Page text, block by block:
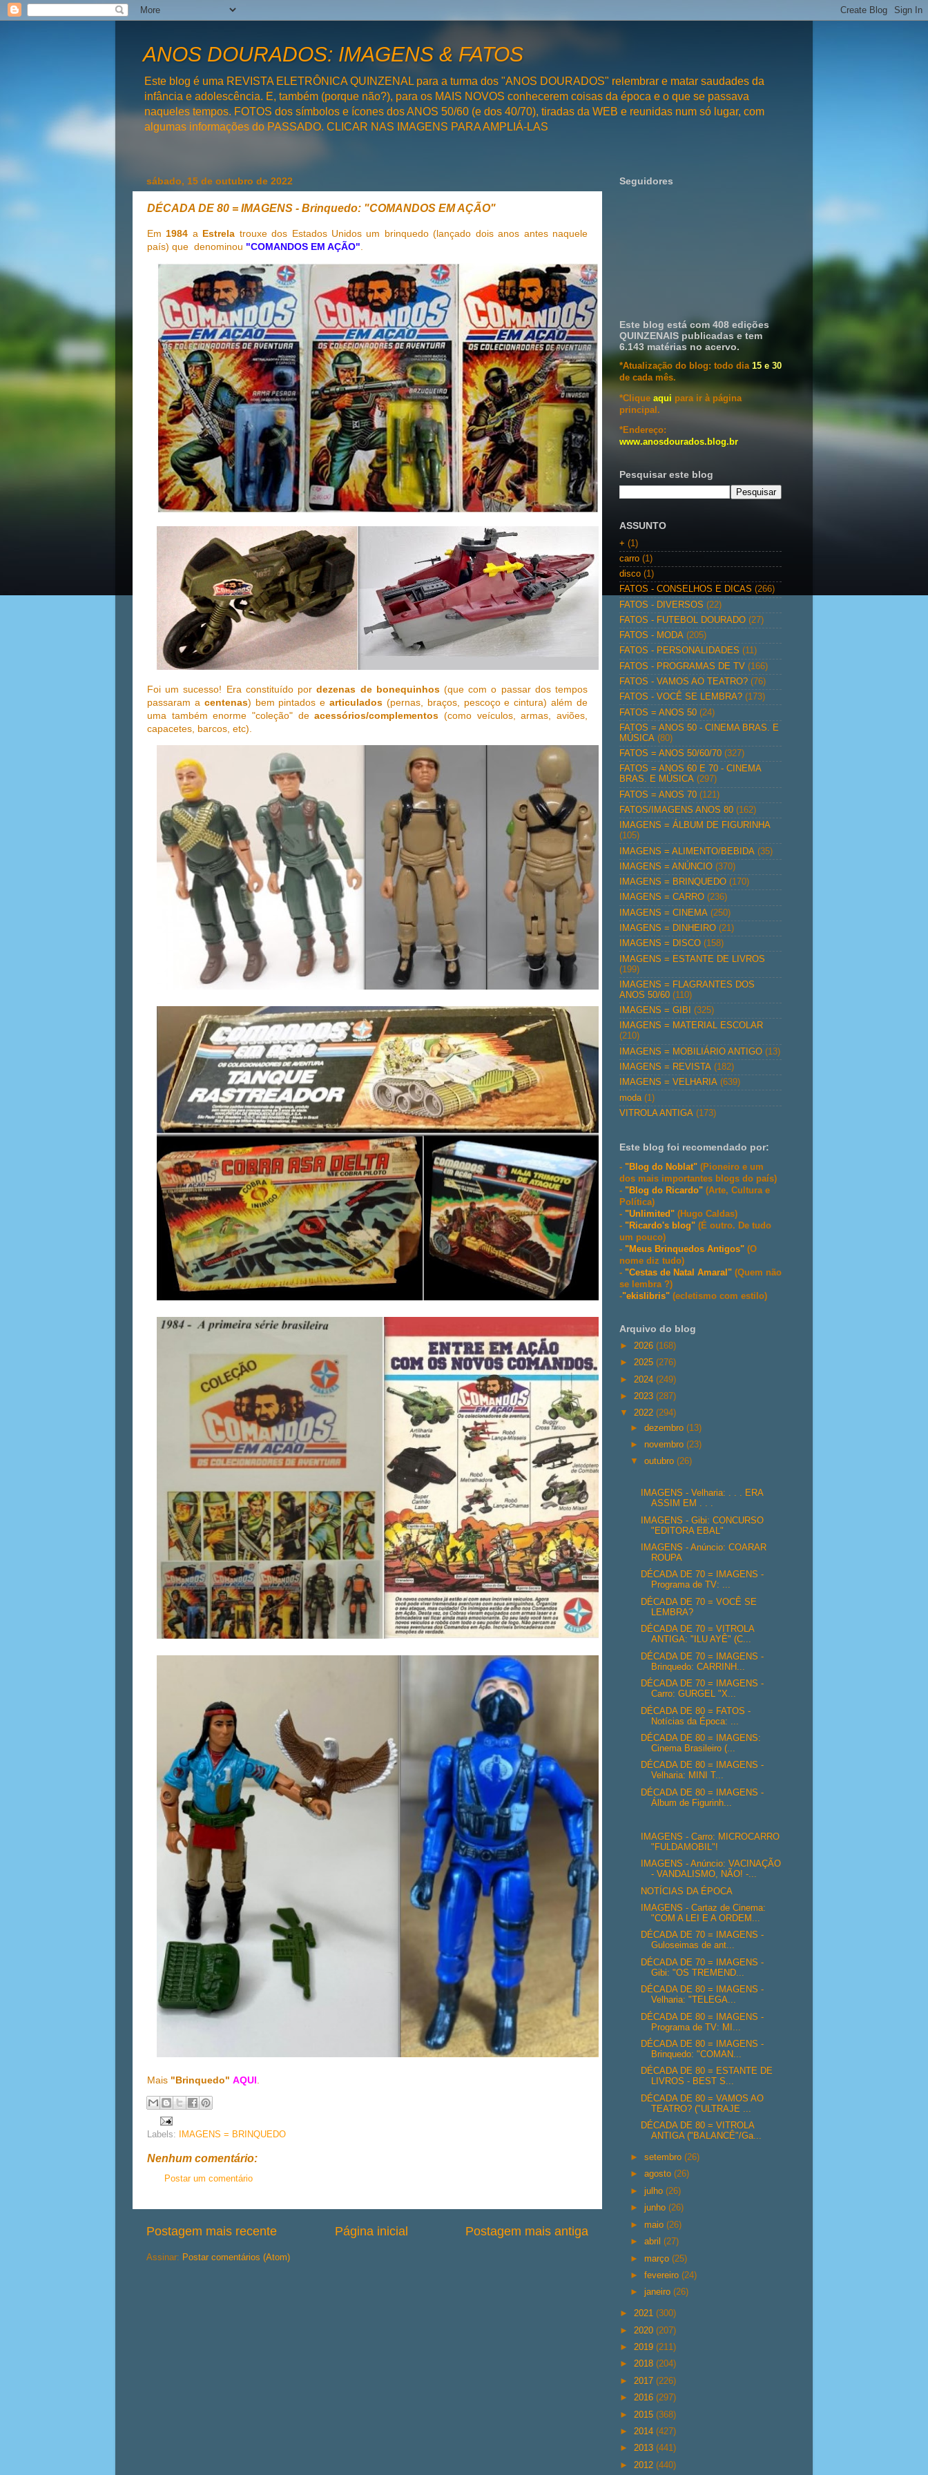
ANOS DOURADOS: IMAGENS & FATOS
Este blog é uma REVISTA ELETRÔNICA QUINZENAL para a turma dos "ANOS DOURADOS" relembrar e matar saudades da
infância e adolescência. E, também (porque não?), para os MAIS NOVOS conhecerem coisas da época e o que se passava
naqueles tempos. FOTOS dos símbolos e ícones dos ANOS 50/60 (e dos 40/70), tiradas da WEB e reunidas num só lugar, com
algumas informações do PASSADO. CLICAR NAS IMAGENS PARA AMPLIÁ-LAS
sábado, 15 de outubro de 2022
DÉCADA DE 80 = IMAGENS - Brinquedo: "COMANDOS EM AÇÃO"
Em1984 a Estrela trouxe dos Estados Unidos um brinquedo (lançado dois anos antes naquele
país) que denominou "COMANDOS EM AÇÃO".
Foi um sucesso! Era constituído pordezenas de bonequinhos (que com o passar dos tempos
passaram a centenas) bem pintados earticulados (pernas, braços, pescoço e cintura) além de
uma também enorme "coleção" deacessórios/complementos(como veículos, armas, aviões,
capacetes, barcos, etc).
Mais "Brinquedo" AQUI
Labels: IMAGENS = BRINQUEDO
Nenhum comentário:
Postar um comentário
Postagem mais recente Postagem mais antiga
Página inicial
Assinar: Postar comentários (Atom)
Seguidores
Este blog está com 408 edições
QUINZENAIS publicadas e tem
6.143 matérias no acervo.
*Atualização do blog: todo dia 15 e 30
de cada mês.
*Clique aqui para ir à página
principal.
*Endereço:
www.anosdourados.blog.br
Pesquisar este blog
ASSUNTO
+ (1)
carro (1)
disco (1)
FATOS - CONSELHOS E DICAS (266)
FATOS - DIVERSOS (22)
FATOS - FUTEBOL DOURADO (27)
FATOS - MODA (205)
FATOS - PERSONALIDADES (11)
FATOS - PROGRAMAS DE TV (166)
FATOS - VAMOS AO TEATRO? (76)
FATOS - VOCÊ SE LEMBRA? (173)
FATOS = ANOS 50 (24)
FATOS = ANOS 50 - CINEMA BRAS. E
MÚSICA (80)
FATOS = ANOS 50/60/70 (327)
FATOS = ANOS 60 E 70 - CINEMA
BRAS. E MÚSICA (297)
FATOS = ANOS 70 (121)
FATOS/IMAGENS ANOS 80 (162)
IMAGENS = ÁLBUM DE FIGURINHA
(105)
IMAGENS = ALIMENTO/BEBIDA (35)
IMAGENS = ANÚNCIO (370)
IMAGENS = BRINQUEDO (170)
IMAGENS = CARRO (236)
IMAGENS = CINEMA (250)
IMAGENS = DINHEIRO (21)
IMAGENS = DISCO (158)
IMAGENS = ESTANTE DE LIVROS
(199)
IMAGENS = FLAGRANTES DOS
ANOS 50/60 (110)
IMAGENS = GIBI
(325)
IMAGENS = MATERIAL ESCOLAR
(210)
IMAGENS = MOBILIÁRIO ANTIGO (13)
IMAGENS = REVISTA (182)
IMAGENS = VELHARIA (639)
moda (1)
VITROLA ANTIGA (173)
Este blog foi recomendado por:
- "Blog do Noblat" (Pioneiro e um
dos mais importantes blogs do país)
- "Blog do Ricardo" (Arte, Cultura e
Política)
- "Unlimited" (Hugo Caldas)
- "Ricardo's blog" (É outro. De tudo
um pouco)
- "Meus Brinquedos Antigos" (O
nome diz tudo)
- "Cestas de Natal Amaral" (Quem não
se lembra ?)
-"ekislibris" (ecletismo com estilo)
Arquivo do blog
► 2026 (168)
► 2025 (276)
► 2024 (249)
► 2023 (287)
▼ 2022 (294)
►dezembro(13)
► novembro(23)
▼outubro(26)
IMAGENS - Velharia: . . . ERA
ASSIM EM . . .
IMAGENS - Gibi: CONCURSO
"EDITORA EBAL"
IMAGENS - Anúncio: COARAR
ROUPA
DÉCADA DE 70 = IMAGENS -
Programa de TV: ...
DÉCADA DE 70 = VOCÊ SE
LEMBRA?
DÉCADA DE 70 = VITROLA
ANTIGA: "ILU AYÊ" (C...
DÉCADA DE 70 = IMAGENS -
Brinquedo: CARRINH...
DÉCADA DE 70 = IMAGENS -
Carro: GURGEL "X...
DÉCADA DE 80 = FATOS -
Notícias da Época: ...
DÉCADA DE 80 = IMAGENS:
Cinema Brasileiro (...
DÉCADA DE 80 = IMAGENS -
Velharia: MINI T...
DÉCADA DE 80 = IMAGENS -
Álbum de Figurinh...
IMAGENS - Carro: MICROCARRO
"FULDAMOBIL"!
IMAGENS - Anúncio: VACINAÇÃO
- VANDALISMO, NÃO! -...
NOTÍCIAS DA ÉPOCA
IMAGENS - Cartaz de Cinema:
"COM A LEI E A ORDEM...
DÉCADA DE 70 = IMAGENS -
Guloseimas de ant...
DÉCADA DE 70 = IMAGENS -
Gibi: "OS TREMEND...
DÉCADA DE 80 = IMAGENS -
Velharia: "TELEGA...
DÉCADA DE 80 = IMAGENS -
Programa de TV: MI...
DÉCADA DE 80 = IMAGENS -
Brinquedo: "COMAN...
DÉCADA DE 80 = ESTANTE DE
LIVROS - BEST S...
DÉCADA DE 80 = VAMOS AO
TEATRO? ("ULTRAJE ...
DÉCADA DE 80 = VITROLA
ANTIGA ("BALANCÊ"/Ga...
►setembro(26)
►agosto(26)
►julho(26)
►junho(26)
► maio(26)
►abril(27)
► março(25)
►fevereiro(24)
►janeiro(26)
► 2021 (300)
► 2020 (207)
► 2019 (211)
► 2018 (204)
► 2017 (226)
► 2016 (297)
► 2015 (368)
► 2014 (427)
► 2013 (441)
► 2012 (440)